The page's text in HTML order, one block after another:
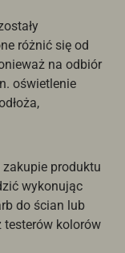
różnić się od
na odbiór
oświetlenie
produktu
wykonując
do ścian lub
testerów kolorów